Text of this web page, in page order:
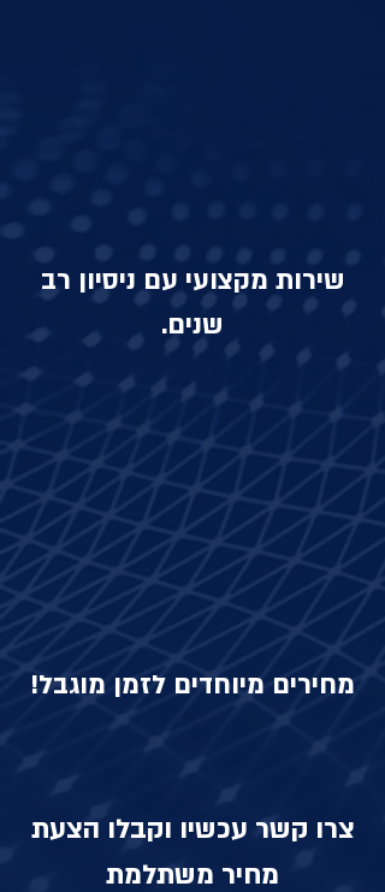
שירות מקצועי עם ניסיון רב
שנים.
מחירים מיוחדים לזמן מוגבל!
צרו קשר עכשיו וקבלו הצעת
מחיר משתלמת